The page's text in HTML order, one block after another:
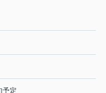
予定